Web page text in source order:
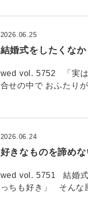
結婚式をしたくな
2026.06.25
wed vol. 5752 「実は
合せの中で おふたり
好きなものを諦め
2026.06.24
wed vol. 5751 結婚式
っちも好き」 そんな